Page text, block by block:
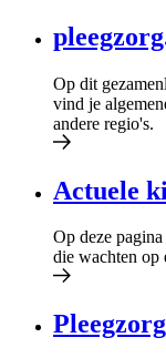
Op dit
vind je
andere regio's.
Actuele
Op deze
die wachten op